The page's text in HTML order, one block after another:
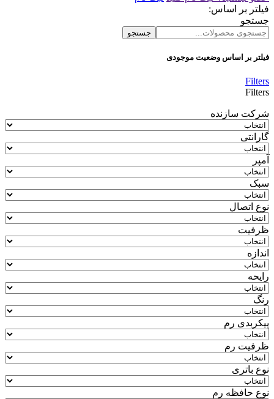
فیلتر بر اساس:
جستجو
جستجو
فیلتر بر اساس وضعیت موجودی
Filters
Filters
شرکت سازنده
گارانتی
آمپر
سبک
نوع اتصال
ظرفیت
اندازه
رایحه
رنگ
پیکربدی رم
ظرفیت رم
نوع باتری
نوع حافظه رم